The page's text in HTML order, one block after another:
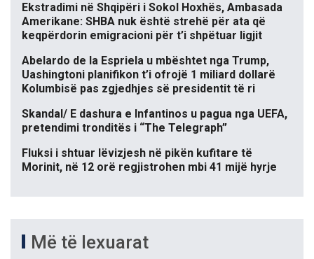
Ekstradimi në Shqipëri i Sokol Hoxhës, Ambasada
Amerikane: SHBA nuk është strehë për ata që
keqpërdorin emigracioni për t’i shpëtuar ligjit
Abelardo de la Espriela u mbështet nga Trump,
Uashingtoni planifikon t’i ofrojë 1 miliard dollarë
Kolumbisë pas zgjedhjes së presidentit të ri
Skandal/ E dashura e Infantinos u pagua nga UEFA,
pretendimi tronditës i “The Telegraph”
Fluksi i shtuar lëvizjesh në pikën kufitare të
Morinit, në 12 orë regjistrohen mbi 41 mijë hyrje
Më të lexuarat